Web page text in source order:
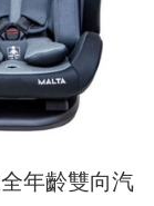
年齡雙向汽